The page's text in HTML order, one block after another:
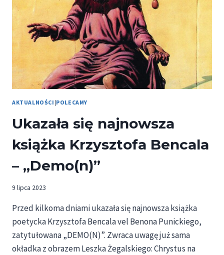
AKTUALNOŚCI |POLECAMY
Ukazała się najnowsza
książka Krzysztofa Bencala
– „Demo(n)”
9 lipca 2023
Przed kilkoma dniami ukazała się najnowsza książka
poetycka Krzysztofa Bencala vel Benona Punickiego,
zatytułowana „DEMO(N)”. Zwraca uwagę już sama
okładka z obrazem Leszka Żegalskiego: Chrystus na